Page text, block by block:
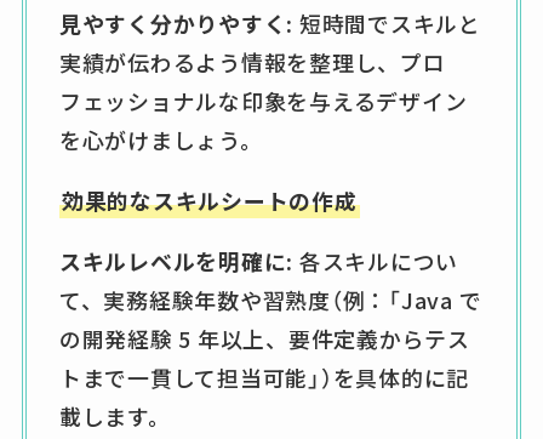
見やすく分かりやすく: 短時間でスキルと
実績が伝わるよう情報を整理し、プロ
フェッショナルな印象を与えるデザイン
を心がけましょう。
効果的なスキルシートの作成
スキルレベルを明確に: 各スキルについ
て、実務経験年数や習熟度（例：「Java で
の開発経験 5 年以上、要件定義からテス
トまで一貫して担当可能」）を具体的に記
載します。